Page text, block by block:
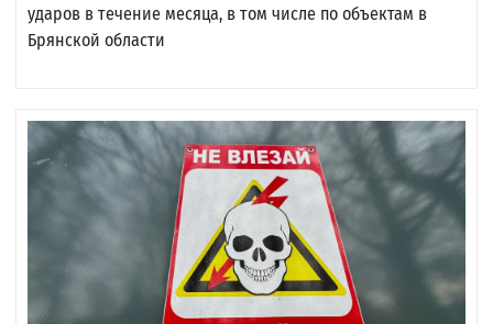
ударов в течение месяца, в том числе по объектам в
Брянской области